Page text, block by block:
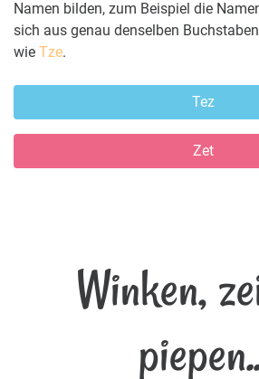
Namen bilden, zum Beispiel die
sich aus genau denselben
wie Tze.
Tez
Zet
Winken,